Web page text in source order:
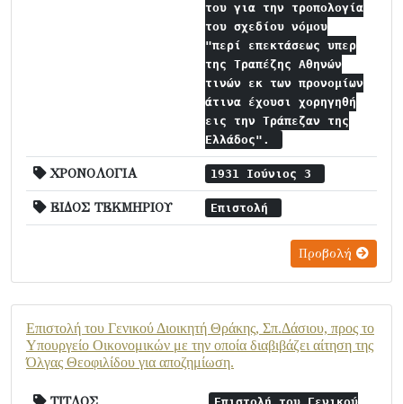
του για την τροπολογία
του σχεδίου νόμου
"περί επεκτάσεως υπερ
της Τραπέζης Αθηνών
τινών εκ των προνομίων
άτινα έχουσι χορηγηθή
εις την Τράπεζαν της
Ελλάδος".
ΧΡΟΝΟΛΟΓΙΑ 1931 Ιούνιος 3
ΕΙΔΟΣ ΤΕΚΜΗΡΙΟΥ Επιστολή
Προβολή
Επιστολή του Γενικού Διοικητή Θράκης, Σπ.Δάσιου, προς το
Υπουργείο Οικονομικών με την οποία διαβιβάζει αίτηση της
Όλγας Θεοφιλίδου για αποζημίωση.